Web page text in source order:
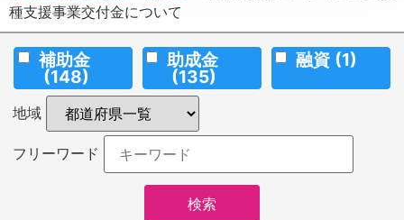
種支援事業交付金について
補助金
(148)
助成金
(135)
融資 (1)
地域
フリーワード